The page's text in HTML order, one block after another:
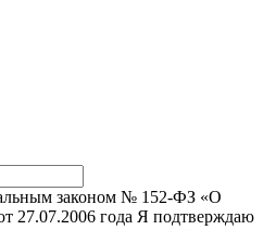
законом № 152-ФЗ «О
27.07.2006 года Я подтверждаю